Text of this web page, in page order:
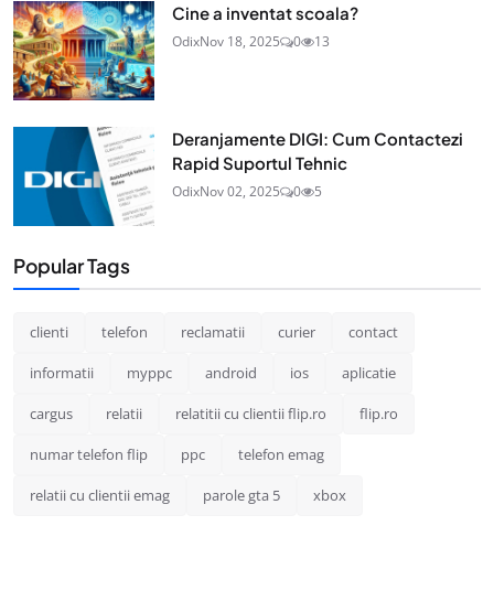
Cine a inventat scoala?
OdixNov 18, 2025 0 13
Deranjamente DIGI: Cum Contactezi
Rapid Suportul Tehnic
OdixNov 02, 2025 0 5
Popular Tags
clienti telefon reclamatii curier contact
informatii myppc android ios aplicatie
cargus relatii relatitii cu clientii flip.ro flip.ro
numar telefon flip ppc telefon emag
relatii cu clientii emag parole gta 5 xbox